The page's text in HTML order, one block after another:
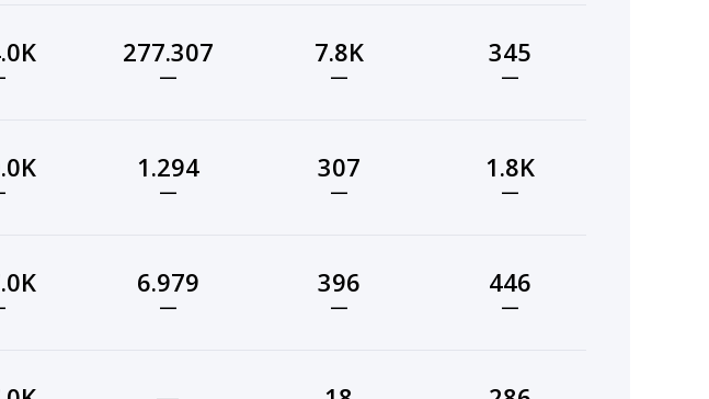
277.307
—
7.8K
—
345
—
1.294
—
307
—
1.8K
—
6.979
—
396
—
446
—